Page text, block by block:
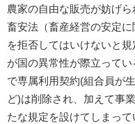
農家の自由な販売が妨げ
畜安法（畜産経営の安定
を拒否してはいけないと
が国の異常性が際立って
で専属利用契約(組合員が
ど)は削除され、加えて事
たな規定を設けてしまって